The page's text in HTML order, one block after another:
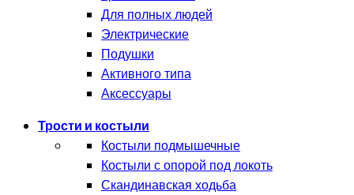
Для полных людей
Электрические
Подушки
Активного типа
Аксессуары
Трости и костыли
Костыли подмышечные
Костыли с опорой под локоть
Скандинавская ходьба